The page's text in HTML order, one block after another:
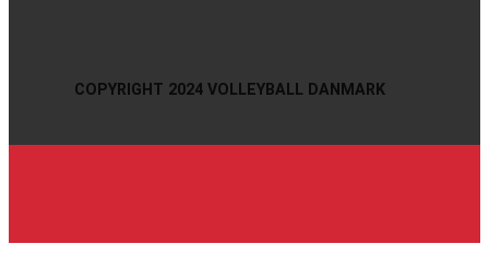
COPYRIGHT 2024 VOLLEYBALL DANMARK